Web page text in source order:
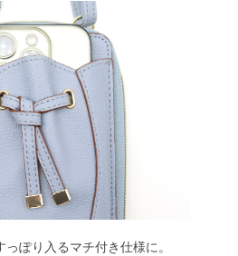
ぽり入るマチ付き仕様に。